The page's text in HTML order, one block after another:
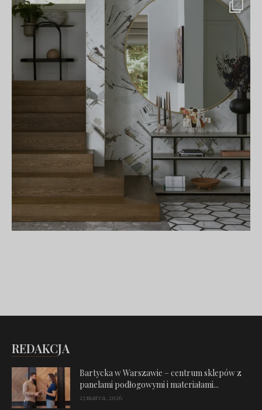
REDAKCJA
Bartycka w Warszawie – centrum sklepów z
panelami podłogowymi i materiałami...
23 marca, 2026